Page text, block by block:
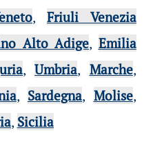
,Friuli Venezia
Alto Adige, Emilia
,Umbria, Marche,
, Sardegna, Molise,
, Sicilia